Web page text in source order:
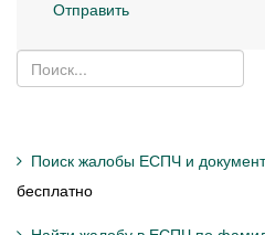
Отправить
Поиск жалобы ЕСПЧ и
бесплатно